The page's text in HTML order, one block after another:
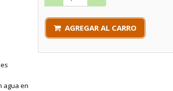
agua en
AGREGAR AL CARRO